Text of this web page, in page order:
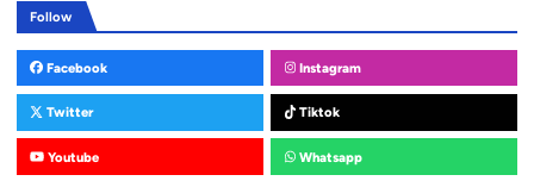
Follow
Facebook Instagram
Twitter Tiktok
Youtube Whatsapp